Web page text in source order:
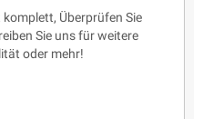
Überprüfen Sie
Sie uns für weitere
oder mehr!